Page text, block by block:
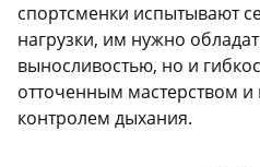
спортсменки испытывают
нагрузки, им нужно
выносливостью, но и
отточенным мастерством
контролем дыхания.